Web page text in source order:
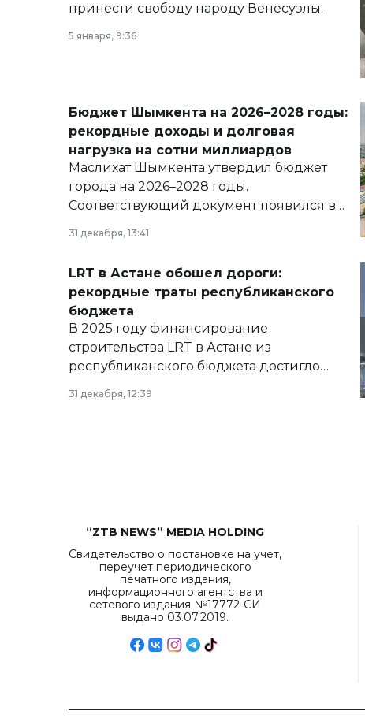
принести свободу народу Венесуэлы.
5 января, 9:36
Бюджет Шымкента на 2026–2028 годы:
рекордные доходы и долговая
нагрузка на сотни миллиардов
Маслихат Шымкента утвердил бюджет
города на 2026–2028 годы.
Соответствующий документ появился в
базе нормативных правовых актов и на
сайте маслихат города.
31 декабря, 13:41
LRT в Астане обошел дороги:
рекордные траты республиканского
бюджета
В 2025 году финансирование
строительства LRT в Астане из
республиканского бюджета достигло
рекордных объемов.
31 декабря, 12:39
“ZTB NEWS” MEDIA HOLDING
Свидетельство о постановке на учет,
переучет периодического
печатного издания,
информационного агентства и
сетевого издания №17772-СИ
выдано 03.07.2019.